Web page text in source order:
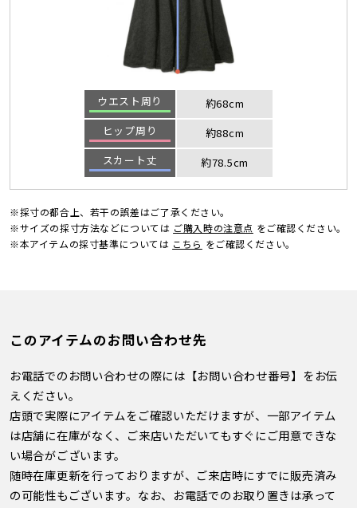
ウエスト周り
約68cm
ヒップ周り
約88cm
スカート丈
約78.5cm
※採寸の都合上、若干の誤差はご了承ください。
※サイズの採寸方法などについては ご購入時の注意点 をご確認ください。
※本アイテムの採寸基準については こちら をご確認ください。
このアイテムのお問い合わせ先
お電話でのお問い合わせの際には【お問い合わせ番号】をお伝
えください。
店頭で実際にアイテムをご確認いただけますが、一部アイテム
は店舗に在庫がなく、ご来店いただいてもすぐにご用意できな
い場合がございます。
随時在庫更新を行っておりますが、ご来店時にすでに販売済み
の可能性もございます。なお、お電話でのお取り置きは承って